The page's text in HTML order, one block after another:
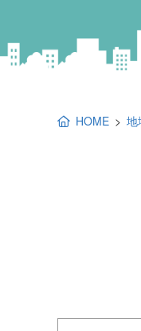
地域福祉
HOME 地